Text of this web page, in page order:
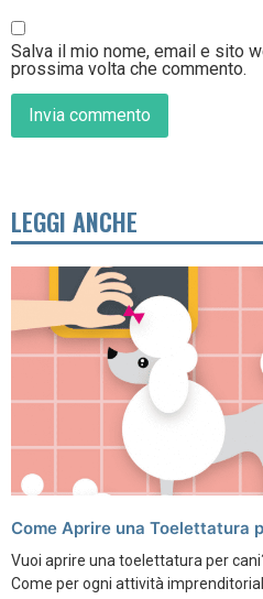
Salva il mio nome, email e sito
prossima volta che commento.
LEGGI ANCHE
Come Aprire una Toelettatura
Vuoi aprire una toelettatura per
Come per ogni attività